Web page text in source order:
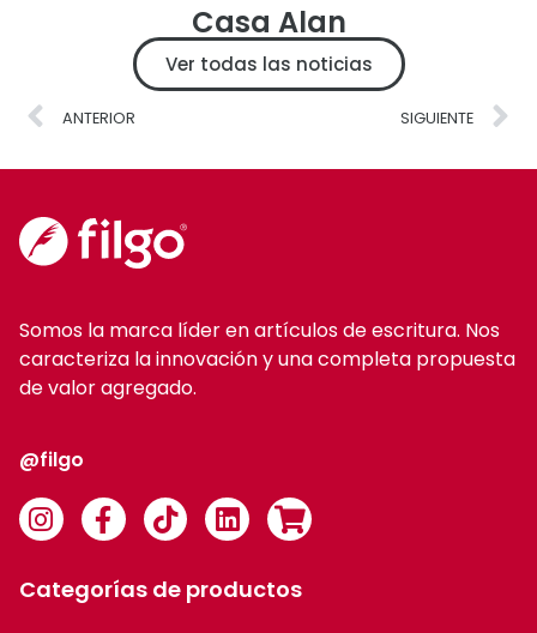
Casa Alan
Ver todas las noticias
ANTERIOR SIGUIENTE
Somos la marca líder en artículos de escritura. Nos
caracteriza la innovación y una completa propuesta
de valor agregado.
@filgo
Categorías de productos